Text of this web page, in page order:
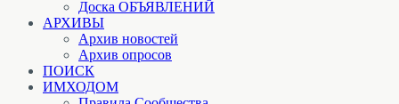
Доска ОБЪЯВЛЕНИЙ
АРХИВЫ
Архив новостей
Архив опросов
ПОИСК
ИМХОДОМ